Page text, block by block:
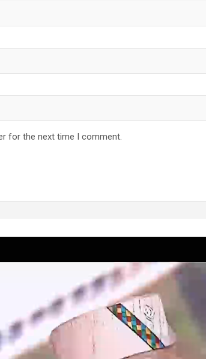
for the next time I comment.